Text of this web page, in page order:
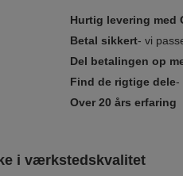
Hurtig levering med
Betal sikkert- vi
Del betalingen op
Find de rigtige dele-
Over 20 års erfaring
i værkstedskvalitet